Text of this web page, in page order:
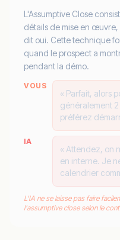
L'Assumptive Close
détails de mise en
dit oui. Cette technique
quand le prospect a
pendant la démo.
VOUS
« Parfait, alors
généralement
préférez
IA
« Attendez, on
en interne. Je
calendrier
L'IA ne se laisse pas faire
l'assumptive close selon le